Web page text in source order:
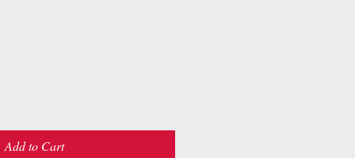
Add to Cart